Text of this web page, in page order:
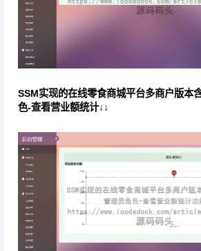
SSM实现的在线零食商城平台多商户版本
色-查看营业额统计↓↓